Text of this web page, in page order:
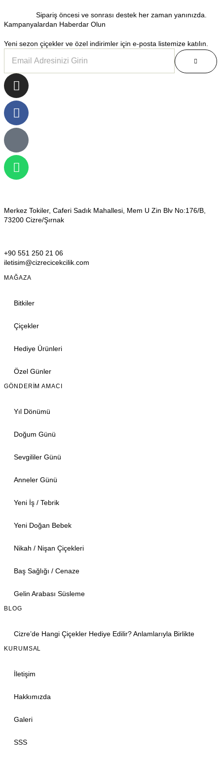
Sipariş öncesi ve sonrası destek her zaman yanınızda.
Kampanyalardan Haberdar Olun
Yeni sezon çiçekler ve özel indirimler için e-posta listemize katılın.
Merkez Tokiler, Caferi Sadık Mahallesi, Mem U Zin Blv No:176/B,
73200 Cizre/Şırnak
+90 551 250 21 06
iletisim@cizrecicekcilik.com
MAĞAZA
Bitkiler
Çiçekler
Hediye Ürünleri
Özel Günler
GÖNDERIM AMACI
Yıl Dönümü
Doğum Günü
Sevgililer Günü
Anneler Günü
Yeni İş / Tebrik
Yeni Doğan Bebek
Nikah / Nişan Çiçekleri
Baş Sağlığı / Cenaze
Gelin Arabası Süsleme
BLOG
Cizre’de Hangi Çiçekler Hediye Edilir? Anlamlarıyla Birlikte
KURUMSAL
İletişim
Hakkımızda
Galeri
SSS